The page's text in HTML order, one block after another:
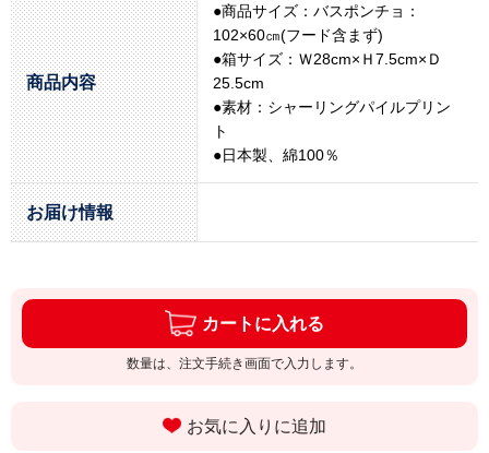
商品内容
●商品サイズ：バスポンチョ：
102×60㎝(フード含まず)
●箱サイズ：Ｗ28cm×Ｈ7.5cm×Ｄ
25.5cm
●素材：シャーリングパイルプリン
ト
●日本製、綿100％
お届け情報
カートに入れる
数量は、注文手続き画面で入力します。
お気に入りに追加